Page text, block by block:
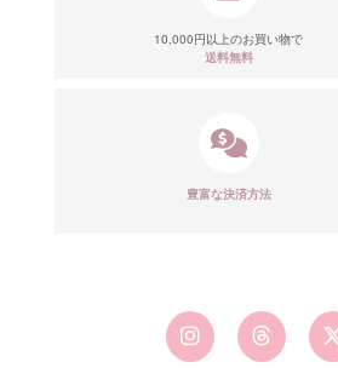
10,000円以上のお買い物で
送料無料
豊富な決済方法